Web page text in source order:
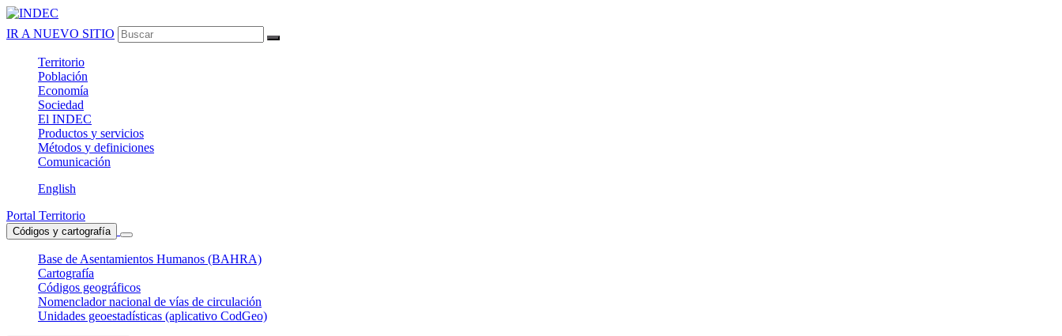
IR A NUEVO SITIO
Territorio
Población
Economía
Sociedad
El INDEC
Productos y servicios
Métodos y definiciones
Comunicación
English
Portal Territorio
Códigos y cartografía
Base de Asentamientos Humanos (BAHRA)
Cartografía
Códigos geográficos
Nomenclador nacional de vías de circulación
Unidades geoestadísticas (aplicativo CodGeo)